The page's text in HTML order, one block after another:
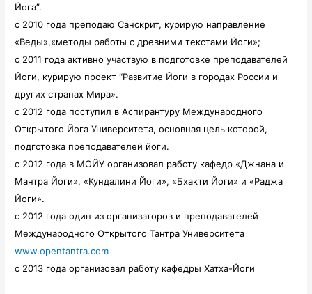
Йога”.
с 2010 года преподаю Санскрит, курирую направление
«Веды»,«методы работы с древними текстами Йоги»;
с 2011 года активно участвую в подготовке преподавателей
Йоги, курирую проект “Развитие Йоги в городах России и
других странах Мира».
с 2012 года поступил в Аспирантуру Международного
Открытого Йога Университета, основная цель которой,
подготовка преподавателей йоги.
c 2012 года в МОЙУ организовал работу кафедр «Джнана и
Мантра Йоги», «Кундалини Йоги», «Бхакти Йоги» и «Раджа
Йоги».
с 2012 года один из организаторов и преподавателей
Международного Открытого Тантра Университета
www.opentantra.com
с 2013 года организовал работу кафедры Хатха-Йоги